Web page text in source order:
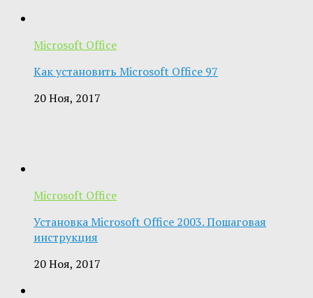
Microsoft Office
Как установить Microsoft Office 97
20 Ноя, 2017
Microsoft Office
Установка Microsoft Office 2003. Пошаговая
инструкция
20 Ноя, 2017